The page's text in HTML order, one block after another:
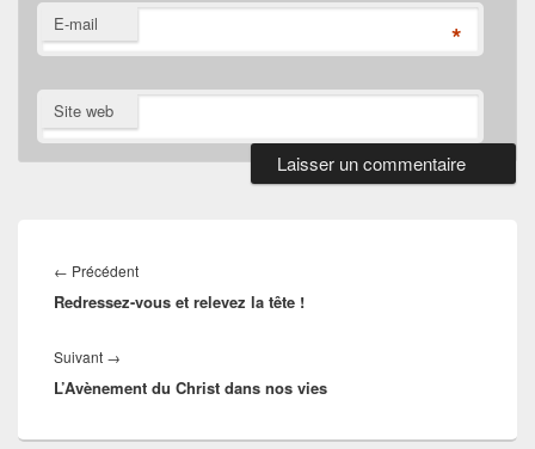
E-mail *
Site web
de
l’article
← PrécédentArticle
précédent :
Redressez-vous et relevez la tête !
Suivant →
suivant :
L’Avènement du Christ dans nos vies